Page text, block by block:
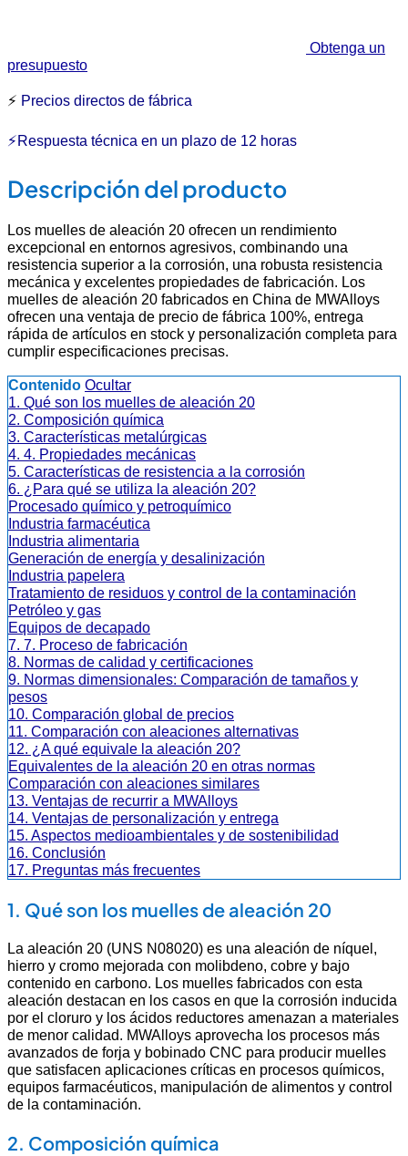
Obtenga un
presupuesto
⚡ Precios directos de fábrica
⚡Respuesta técnica en un plazo de 12 horas
Descripción del producto
Los muelles de aleación 20 ofrecen un rendimiento
excepcional en entornos agresivos, combinando una
resistencia superior a la corrosión, una robusta resistencia
mecánica y excelentes propiedades de fabricación. Los
muelles de aleación 20 fabricados en China de MWAlloys
ofrecen una ventaja de precio de fábrica 100%, entrega
rápida de artículos en stock y personalización completa para
cumplir especificaciones precisas.
Contenido Ocultar
1. Qué son los muelles de aleación 20
2. Composición química
3. Características metalúrgicas
4. 4. Propiedades mecánicas
5. Características de resistencia a la corrosión
6. ¿Para qué se utiliza la aleación 20?
Procesado químico y petroquímico
Industria farmacéutica
Industria alimentaria
Generación de energía y desalinización
Industria papelera
Tratamiento de residuos y control de la contaminación
Petróleo y gas
Equipos de decapado
7. 7. Proceso de fabricación
8. Normas de calidad y certificaciones
9. Normas dimensionales: Comparación de tamaños y
pesos
10. Comparación global de precios
11. Comparación con aleaciones alternativas
12. ¿A qué equivale la aleación 20?
Equivalentes de la aleación 20 en otras normas
Comparación con aleaciones similares
13. Ventajas de recurrir a MWAlloys
14. Ventajas de personalización y entrega
15. Aspectos medioambientales y de sostenibilidad
16. Conclusión
17. Preguntas más frecuentes
1. Qué son los muelles de aleación 20
La aleación 20 (UNS N08020) es una aleación de níquel,
hierro y cromo mejorada con molibdeno, cobre y bajo
contenido en carbono. Los muelles fabricados con esta
aleación destacan en los casos en que la corrosión inducida
por el cloruro y los ácidos reductores amenazan a materiales
de menor calidad. MWAlloys aprovecha los procesos más
avanzados de forja y bobinado CNC para producir muelles
que satisfacen aplicaciones críticas en procesos químicos,
equipos farmacéuticos, manipulación de alimentos y control
de la contaminación.
2. Composición química